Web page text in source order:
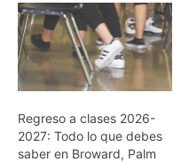
Regreso a clases 2026-
2027: Todo lo que debes
saber en Broward, Palm